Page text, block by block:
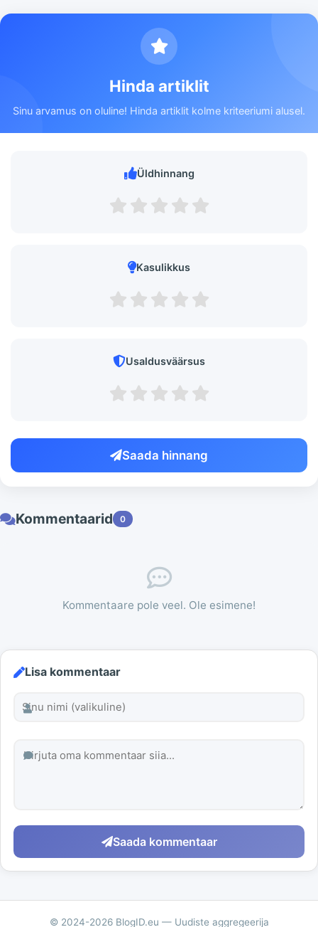
Hinda artiklit
Sinu arvamus on oluline! Hinda artiklit kolme kriteeriumi alusel.
Üldhinnang
Kasulikkus
Usaldusväärsus
Saada hinnang
Kommentaarid 0
Kommentaare pole veel. Ole esimene!
Lisa kommentaar
Saada kommentaar
© 2024-2026 BlogID.eu — Uudiste aggregeerija